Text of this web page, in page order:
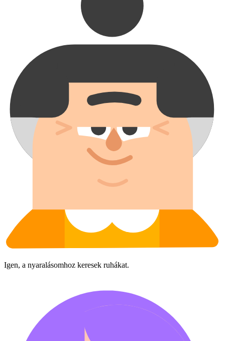
Igen, a nyaralásomhoz keresek ruhákat.